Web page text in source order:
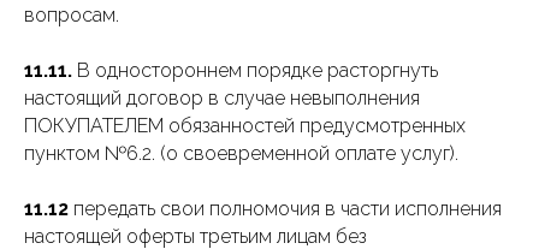
вопросам.
11.11. В одностороннем порядке расторгнуть
настоящий договор в случае невыполнения
ПОКУПАТЕЛЕМ обязанностей предусмотренных
пунктом №6.2. (о своевременной оплате услуг).
11.12 передать свои полномочия в части исполнения
настоящей оферты третьим лицам без